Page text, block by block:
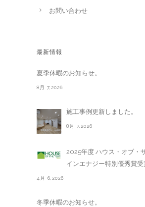
お問い合わせ
最新情報
夏季休暇のお知らせ。
8月 7,2026
施工事例更新しました。
8月 7,2026
2025年度 ハウス・オブ・
インエナジー特別優秀賞受
4月 6,2026
冬季休暇のお知らせ。